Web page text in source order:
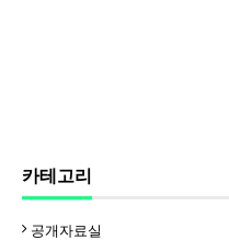
카테고리
공개자료실